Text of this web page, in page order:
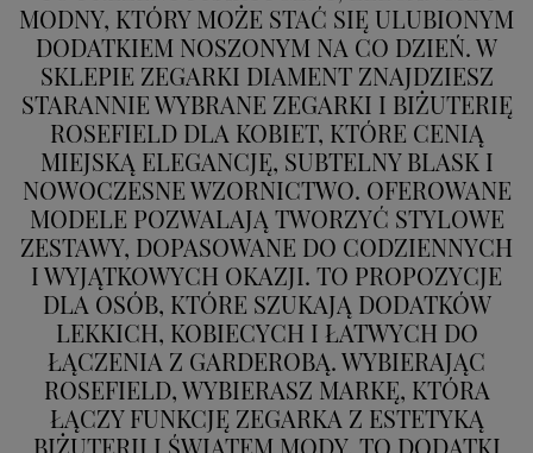
MODNY, KTÓRY MOŻE STAĆ SIĘ ULUBIONYM
DODATKIEM NOSZONYM NA CO DZIEŃ. W
SKLEPIE ZEGARKI DIAMENT ZNAJDZIESZ
STARANNIE WYBRANE ZEGARKI I BIŻUTERIĘ
ROSEFIELD DLA KOBIET, KTÓRE CENIĄ
MIEJSKĄ ELEGANCJĘ, SUBTELNY BLASK I
NOWOCZESNE WZORNICTWO. OFEROWANE
MODELE POZWALAJĄ TWORZYĆ STYLOWE
ZESTAWY, DOPASOWANE DO CODZIENNYCH
I WYJĄTKOWYCH OKAZJI. TO PROPOZYCJE
DLA OSÓB, KTÓRE SZUKAJĄ DODATKÓW
LEKKICH, KOBIECYCH I ŁATWYCH DO
ŁĄCZENIA Z GARDEROBĄ. WYBIERAJĄC
ROSEFIELD, WYBIERASZ MARKĘ, KTÓRA
ŁĄCZY FUNKCJĘ ZEGARKA Z ESTETYKĄ
BIŻUTERII I ŚWIATEM MODY. TO DODATKI